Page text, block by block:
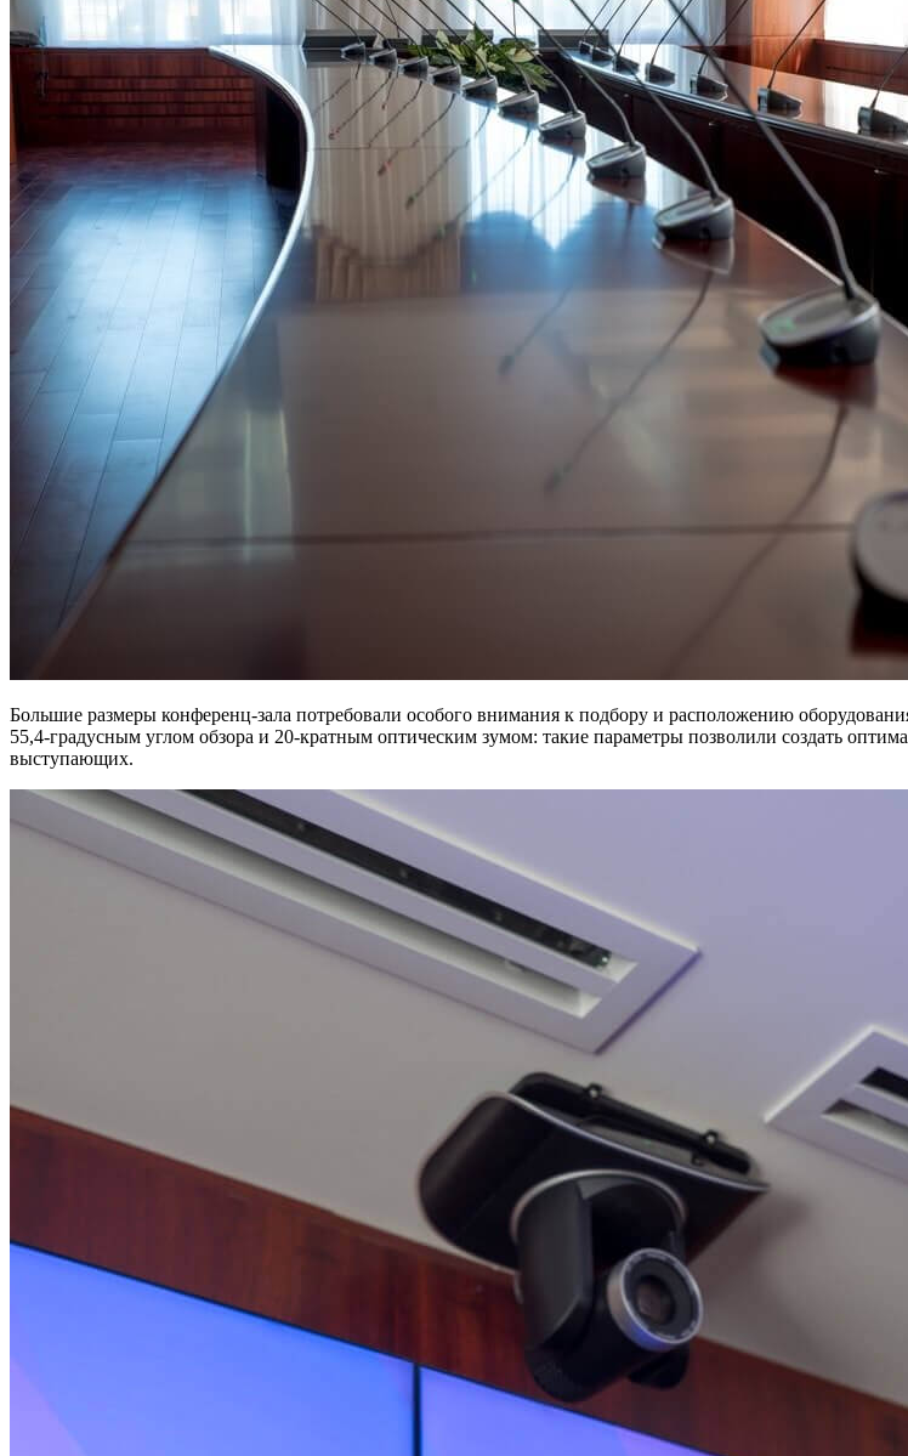
Большие размеры конференц-зала потребовали особого внимания к подбору и расположению
55,4-градусным углом обзора и 20-кратным оптическим зумом: такие параметры позволили создать
выступающих.